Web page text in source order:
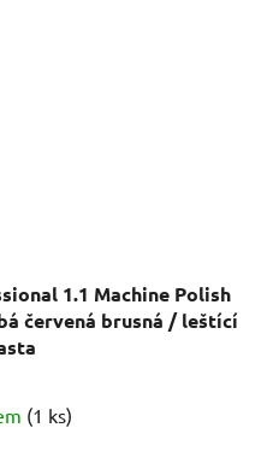
1.1 Machine Polish
červená brusná / leštící
(1 ks)